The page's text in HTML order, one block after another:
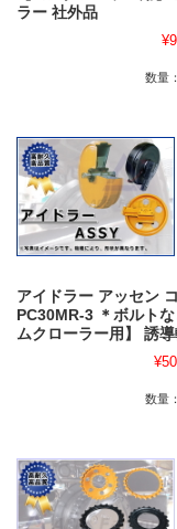
ラー 社外品
数量：
アイドラー アッセン
PC30MR-3 ＊ボルト
ムクローラー用】 誘
数量：